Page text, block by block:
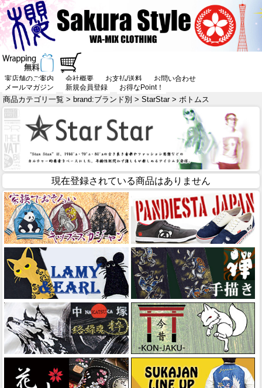
実店舗のご案内 会社概要 お支払/送料
お問い合わせ
メールマガジン
新規会員登録 お得なPoint！
商品カテゴリ一覧 > brand:ブランド別 > StarStar> ボトムス
現在登録されている商品はありません